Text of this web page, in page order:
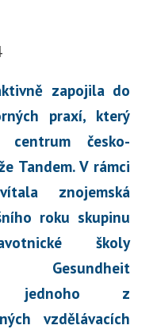
zapojila do
praxí, který
centrum česko-
Tandem. V rámci
znojemská
roku skupinu
školy
Gesundheit
jednoho z
vzdělávacích